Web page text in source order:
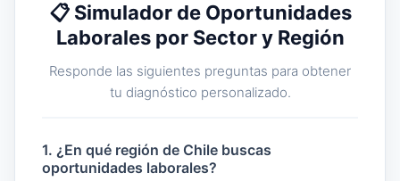
📋 Simulador de Oportunidades
Laborales por Sector y Región
Responde las siguientes preguntas para obtener
tu diagnóstico personalizado.
1. ¿En qué región de Chile buscas
oportunidades laborales?